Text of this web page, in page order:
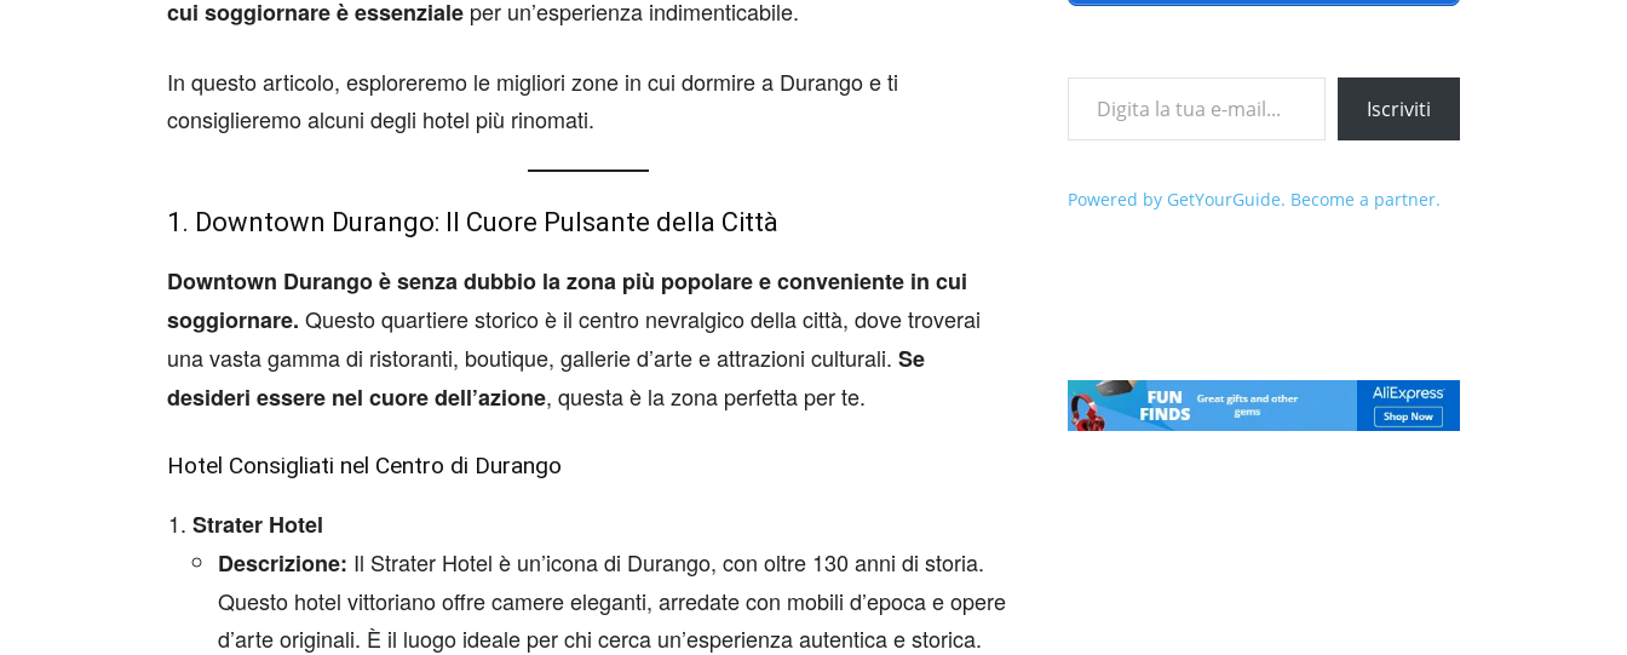
cui soggiornare è essenziale per un’esperienza indimenticabile.
In questo articolo, esploreremo le migliori zone in cui dormire a Durango e ti
consiglieremo alcuni degli hotel più rinomati.
1. Downtown Durango: Il Cuore Pulsante della Città
Downtown Durango è senza dubbio la zona più popolare e conveniente in cui
soggiornare. Questo quartiere storico è il centro nevralgico della città, dove troverai
una vasta gamma di ristoranti, boutique, gallerie d’arte e attrazioni culturali. Se
desideri essere nel cuore dell’azione, questa è la zona perfetta per te.
Hotel Consigliati nel Centro di Durango
Strater Hotel
Descrizione: Il Strater Hotel è un’icona di Durango, con oltre 130 anni di storia.
Questo hotel vittoriano offre camere eleganti, arredate con mobili d’epoca e opere
d’arte originali. È il luogo ideale per chi cerca un’esperienza autentica e storica.
Digita la tua e-mail...
Iscriviti
Powered by GetYourGuide. Become a partner.